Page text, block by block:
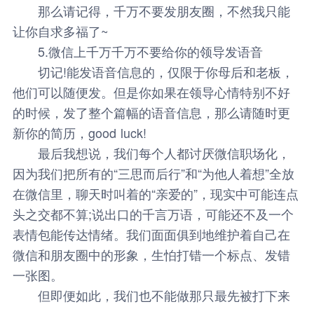
那么请记得，千万不要发朋友圈，不然我只能
让你自求多福了~
5.微信上千万千万不要给你的领导发语音
切记!能发语音信息的，仅限于你母后和老板，
他们可以随便发。但是你如果在领导心情特别不好
的时候，发了整个篇幅的语音信息，那么请随时更
新你的简历，good luck!
最后我想说，我们每个人都讨厌微信职场化，
因为我们把所有的“三思而后行”和“为他人着想”全放
在微信里，聊天时叫着的“亲爱的”，现实中可能连点
头之交都不算;说出口的千言万语，可能还不及一个
表情包能传达情绪。我们面面俱到地维护着自己在
微信和朋友圈中的形象，生怕打错一个标点、发错
一张图。
但即便如此，我们也不能做那只最先被打下来